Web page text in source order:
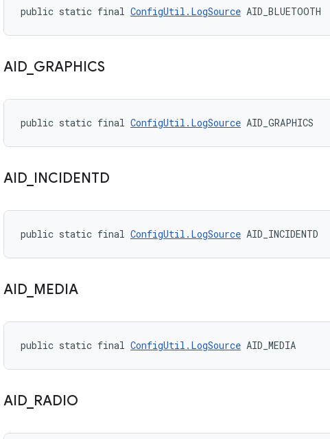
public static final ConfigUtil.LogSource AID_BLUETOOTH
AID GRAPHICS
public static final ConfigUtil.LogSource AID_GRAPHICS
AID INCIDENTD
public static final ConfigUtil.LogSource AID_INCIDENTD
AID MEDIA
public static final ConfigUtil.LogSource AID_MEDIA
AID RADIO